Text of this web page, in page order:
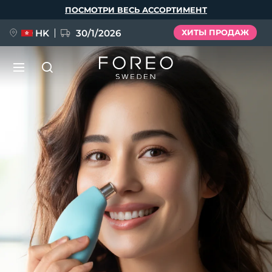
ПОСМОТРИ ВЕСЬ АССОРТИМЕНТ
HK 30/1/2026 ХИТЫ ПРОДАЖ
НОВИНКА
FLIP™ play advanced
ПОДАРКИ И НАБОРЫ
LUNA™ 4
Anti-aging massage
LUNA™ 4 Plus
Anti-aging massage, LED heating
LUNA™ 4 Men
For men, anti-aging massage
LUNA™ 4 mini
BEAR™ 2
Microcurrent toning device
BEAR™ 2 go
UFO™ 3
Deep facial hydration device
FAQ™ Dual LED Panel
Язык
English Deutsch
Español
Français
Italiano
Português
Polski
Svenska
Русский
Türkçe
简体中文 繁體中文